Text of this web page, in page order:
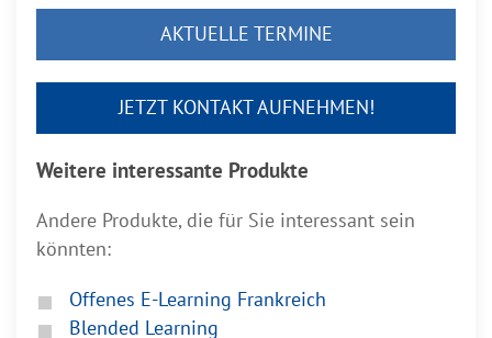
AKTUELLE TERMINE
JETZT KONTAKT AUFNEHMEN!
Weitere interessante Produkte
Andere Produkte, die für Sie interessant sein
könnten:
Offenes E-Learning Frankreich
Blended Learning